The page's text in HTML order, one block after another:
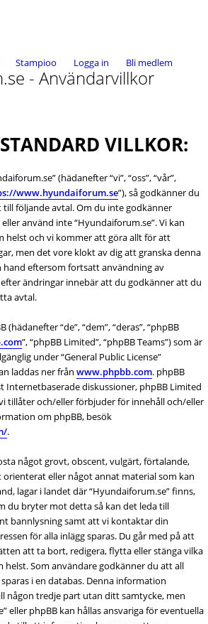
Stampioo Logga in Bli medlem
- Användarvillkor
VILLKOR:
(hädanefter “vi”, “oss”, “vår”,
www.hyundaiforum.se”), så godkänner du
följande avtal. Om du inte godkänner
använd inte “Hyundaiforum.se”. Vi kan
helst och vi kommer att göra allt för att
men det vore klokt av dig att granska denna
hand eftersom fortsatt användning av
ändringar innebär att du godkänner att du
avtal.
“de”, “dem”, “deras”, “phpBB
”, “phpBB Limited”, “phpBB Teams”) som är
under “General Public License”
laddas ner från www.phpbb.com. phpBB
Internetbaserade diskussioner, phpBB Limited
tillåter och/eller förbjuder för innehåll och/eller
om phpBB, besök
.
något grovt, obscent, vulgärt, förtalande,
eller något annat material som kan
lagar i landet där “Hyundaiforum.se” finns,
du bryter mot detta så kan det leda till
bannlysning samt att vi kontaktar din
för alla inlägg sparas. Du går med på att
att ta bort, redigera, flytta eller stänga vilka
helst. Som användare godkänner du att all
i en databas. Denna information
någon tredje part utan ditt samtycke, men
eller phpBB kan hållas ansvariga för eventuella